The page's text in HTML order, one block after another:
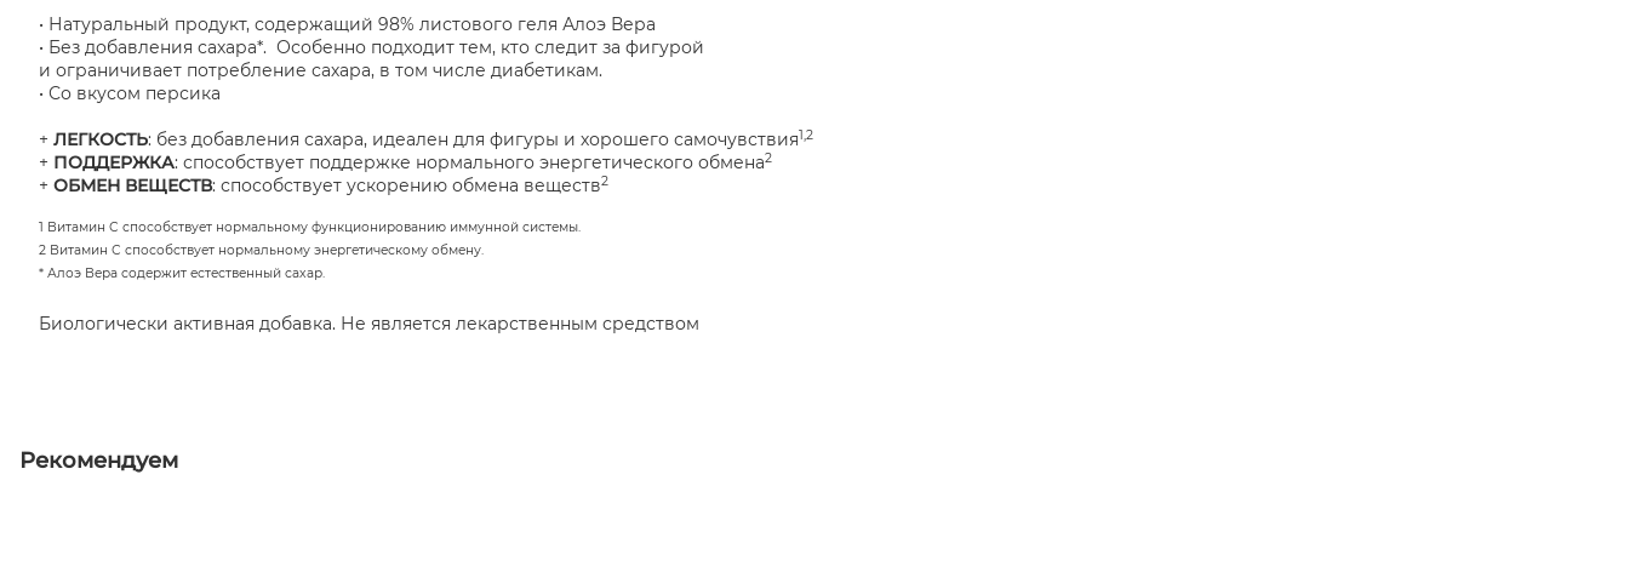
• Натуральный продукт, содержащий 98% листового геля Алоэ Вера
• Без добавления сахара*. Особенно подходит тем, кто следит за фигурой
и ограничивает потребление сахара, в том числе диабетикам.
• Со вкусом персика
+ ЛЕГКОСТЬ: без добавления сахара, идеален для фигуры и хорошего самочувствия1,2
+ ПОДДЕРЖКА: способствует поддержке нормального энергетического обмена2
+ ОБМЕН ВЕЩЕСТВ: способствует ускорению обмена веществ2
1 Витамин С способствует нормальному функционированию иммунной системы.
2 Витамин С способствует нормальному энергетическому обмену.
* Алоэ Вера содержит естественный сахар.
Биологически активная добавка. Не является лекарственным средством
Рекомендуем